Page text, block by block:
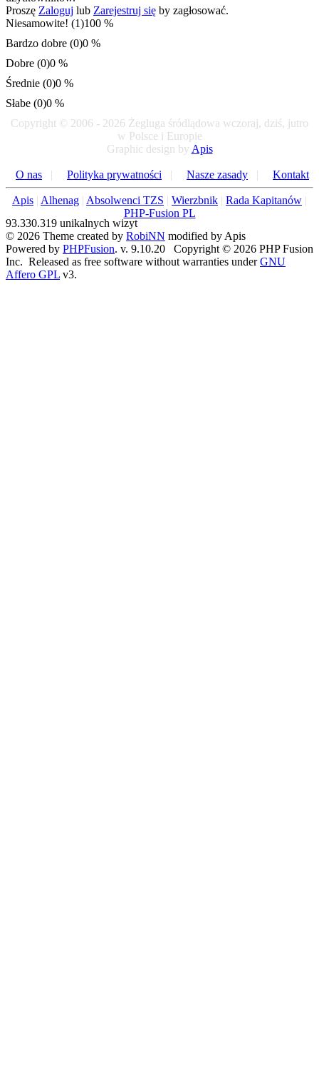
Proszę Zaloguj lub Zarejestruj się by zagłosować.
Niesamowite! (1)100 %
Bardzo dobre (0)0 %
Dobre (0)0 %
Średnie (0)0 %
Słabe (0)0 %
Copyright © 2006 - 2026 Żegluga śródlądowa wczoraj, dziś, jutro
w Polsce i Europie
Graphic design by Apis
O nas Polityka prywatności Nasze zasady Kontakt
Apis Alhenag Absolwenci TZS Wierzbnik Rada Kapitanów
PHP-Fusion PL
93.330.319 unikalnych wizyt
© 2026 Theme created by RobiNN modified by Apis
Powered by PHPFusion. v. 9.10.20 Copyright © 2026 PHP Fusion
Inc. Released as free software without warranties underGNU
Affero GPL v3.